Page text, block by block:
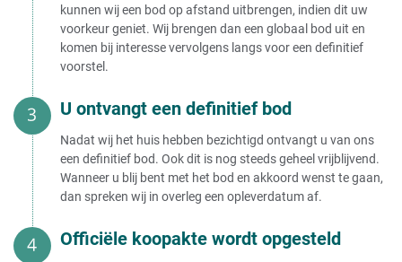
kunnen wij een bod op afstand uitbrengen, indien dit uw
voorkeur geniet. Wij brengen dan een globaal bod uit en
komen bij interesse vervolgens langs voor een definitief
voorstel.
U ontvangt een definitief bod
Nadat wij het huis hebben bezichtigd ontvangt u van ons
een definitief bod. Ook dit is nog steeds geheel vrijblijvend.
Wanneer u blij bent met het bod en akkoord wenst te gaan,
dan spreken wij in overleg een opleverdatum af.
Officiële koopakte wordt opgesteld